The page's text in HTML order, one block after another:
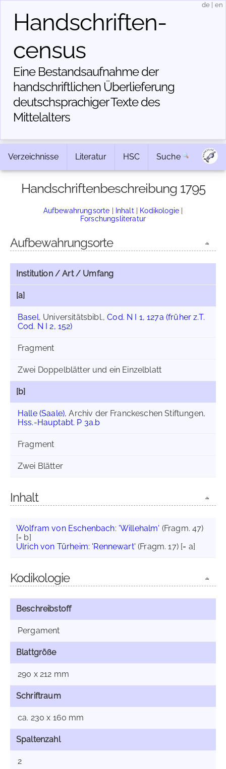
Handschriften­
census
Eine Bestandsaufnahme der
handschriftlichen Über­lieferung
deutschsprachiger Texte des
Mittelalters
de en
Verzeichnisse Literatur HSC Suche
Handschriftenbeschreibung 1795
Aufbewahrungsorte | Inhalt | Kodikologie |
Forschungsliteratur
Aufbewahrungsorte
Institution / Art / Umfang
[a]
Basel, Universitätsbibl.,Cod. N I 1, 127a (früher z.T.
Cod. N I 2, 152)
Fragment
Zwei Doppelblätter und ein Einzelblatt
[b]
Halle (Saale), Archiv der Franckeschen Stiftungen,
Hss.-Hauptabt. P 3a.b
Fragment
Zwei Blätter
Inhalt
Wolfram von Eschenbach: 'Willehalm' (Fragm. 47)
[= b]
Ulrich von Türheim: 'Rennewart' (Fragm. 17) [= a]
Kodikologie
Beschreibstoff
Pergament
Blattgröße
290 x 212 mm
Schriftraum
ca. 230 x 160 mm
Spaltenzahl
2